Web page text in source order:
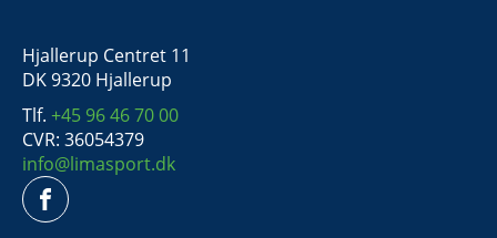
Hjallerup Centret 11
DK 9320 Hjallerup
Tlf. +45 96 46 70 00
CVR: 36054379
info@limasport.dk